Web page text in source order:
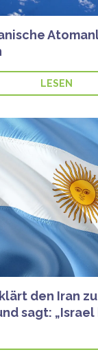
LESEN
den Iran
sagt: